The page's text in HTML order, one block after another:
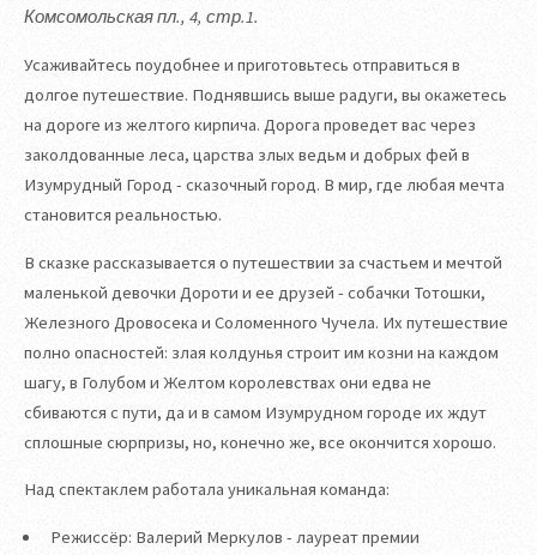
Комсомольская пл., 4, стр.1.
Усаживайтесь поудобнее и приготовьтесь отправиться в
долгое путешествие. Поднявшись выше радуги, вы окажетесь
на дороге из желтого кирпича. Дорога проведет вас через
заколдованные леса, царства злых ведьм и добрых фей в
Изумрудный Город - сказочный город. В мир, где любая мечта
становится реальностью.
В сказке рассказывается о путешествии за счастьем и мечтой
маленькой девочки Дороти и ее друзей - собачки Тотошки,
Железного Дровосека и Соломенного Чучела. Их путешествие
полно опасностей: злая колдунья строит им козни на каждом
шагу, в Голубом и Желтом королевствах они едва не
сбиваются с пути, да и в самом Изумрудном городе их ждут
сплошные сюрпризы, но, конечно же, все окончится хорошо.
Над спектаклем работала уникальная команда:
Режиссёр: Валерий Меркулов - лауреат премии